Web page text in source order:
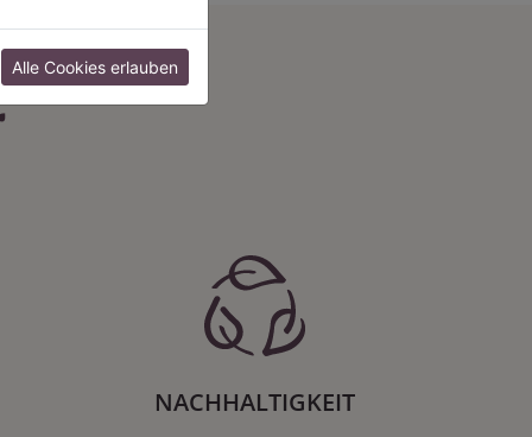
NACHHALTIGKEIT
Alle Cookies erlauben